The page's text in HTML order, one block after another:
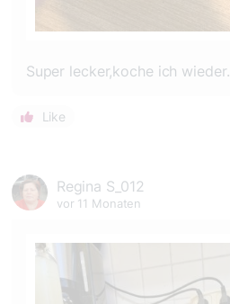
Super lecker,koche ich wieder.
Like
Regina S_012
vor 11 Monaten